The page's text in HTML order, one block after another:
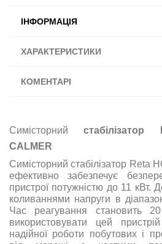
ІНФОРМАЦІЯ
ХАРАКТЕРИСТИКИ
КОМЕНТАРІ
Симісторний стабілізатор
CALMER
Симісторний стабілізатор
ефективно забезпечує
пристрої потужністю до 11 кВт.
коливаннями напруги в
Час реагування становить
використовувати цей
надійної роботи побутових і